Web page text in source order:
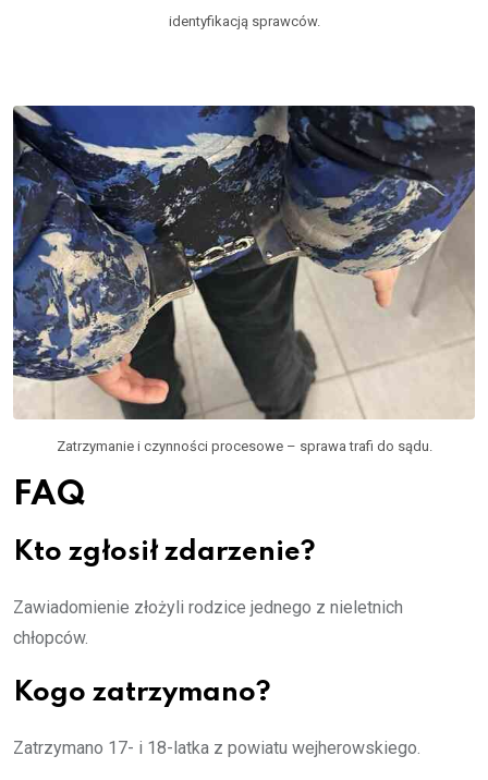
identyfikacją sprawców.
Zatrzymanie i czynności procesowe – sprawa trafi do sądu.
FAQ
Kto zgłosił zdarzenie?
Zawiadomienie złożyli rodzice jednego z nieletnich
chłopców.
Kogo zatrzymano?
Zatrzymano 17- i 18-latka z powiatu wejherowskiego.